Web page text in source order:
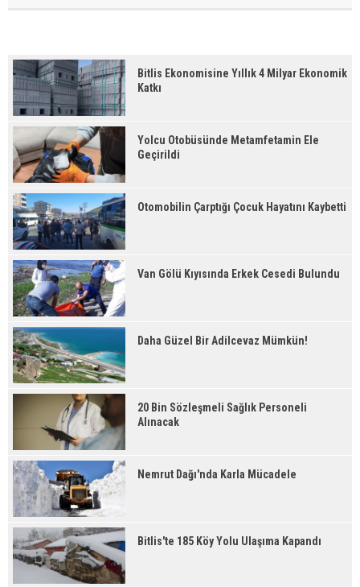
Bitlis Ekonomisine Yıllık 4 Milyar Ekonomik
Katkı
Yolcu Otobüsünde Metamfetamin Ele
Geçirildi
Otomobilin Çarptığı Çocuk Hayatını Kaybetti
Van Gölü Kıyısında Erkek Cesedi Bulundu
Daha Güzel Bir Adilcevaz Mümkün!
20 Bin Sözleşmeli Sağlık Personeli
Alınacak
Nemrut Dağı'nda Karla Mücadele
Bitlis'te 185 Köy Yolu Ulaşıma Kapandı